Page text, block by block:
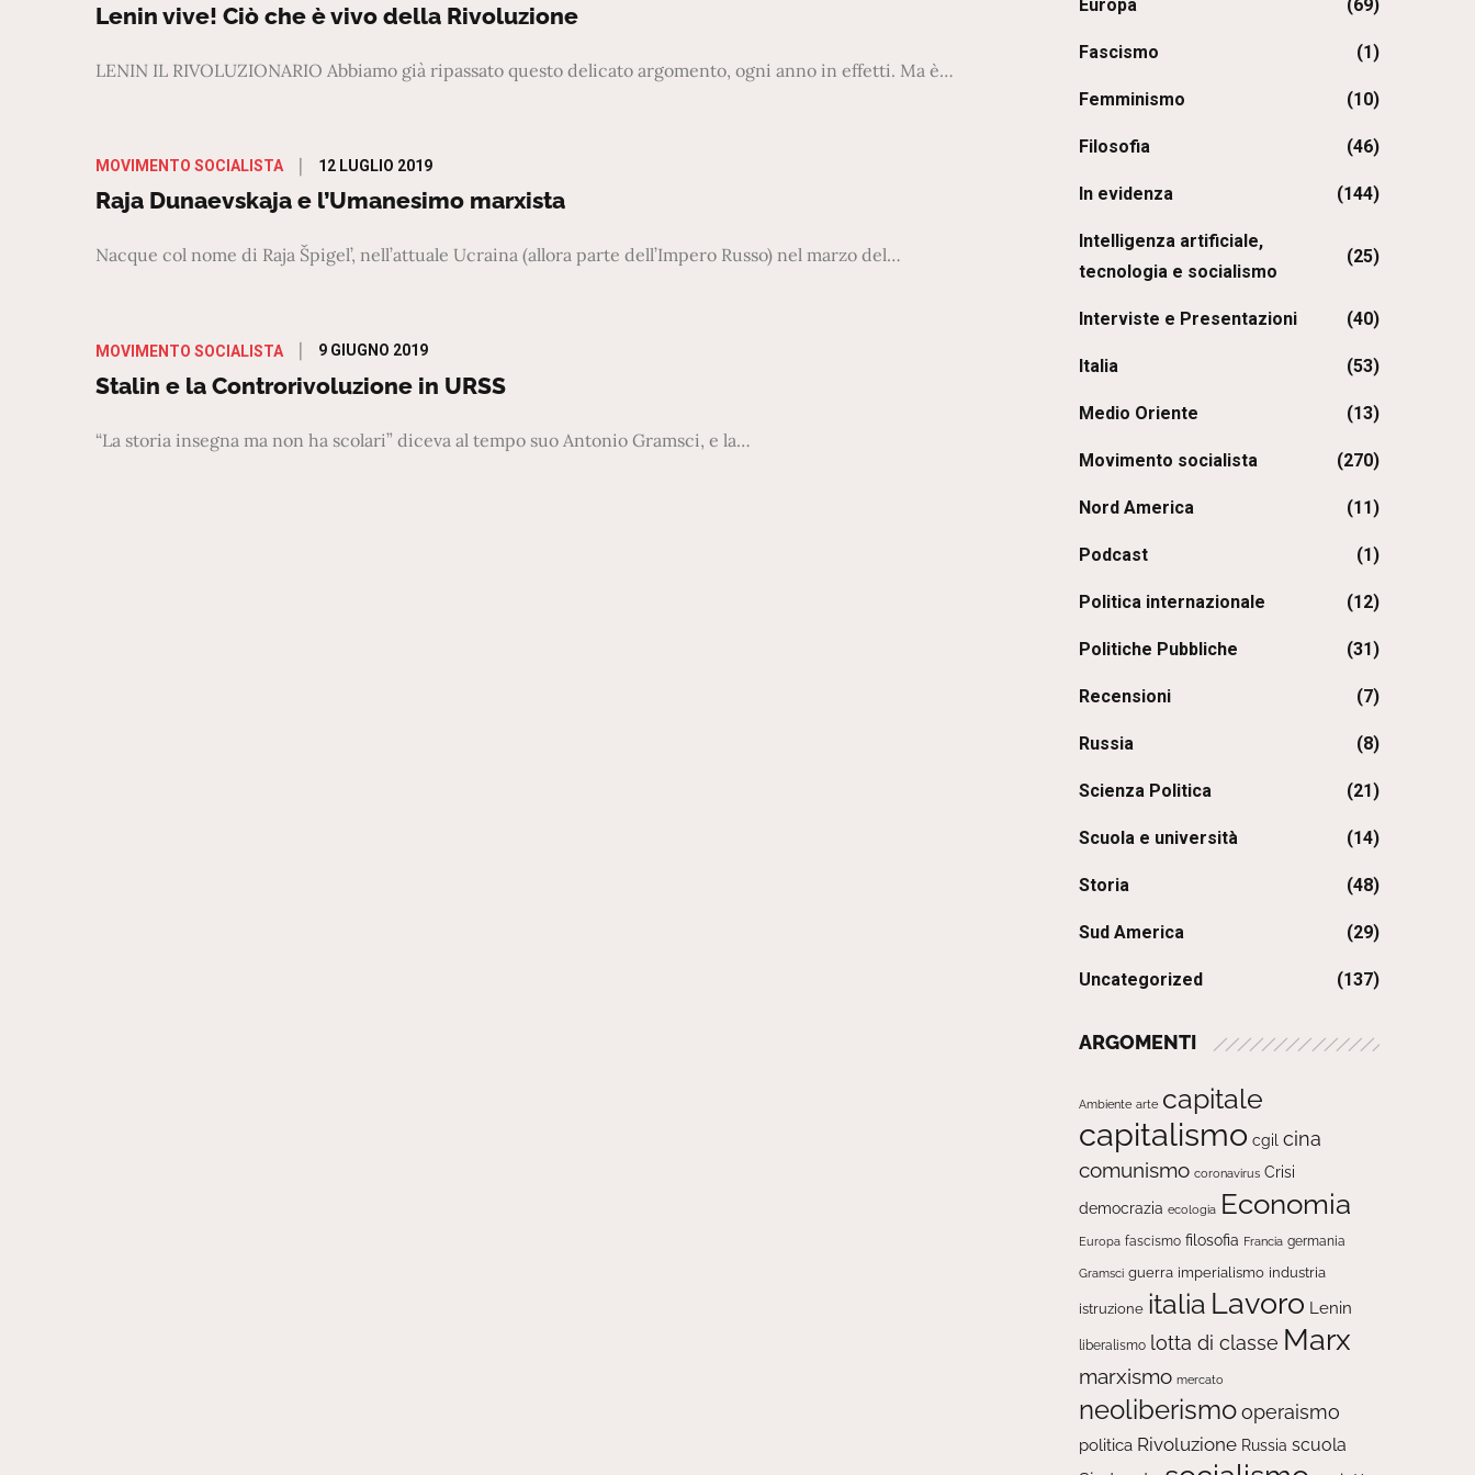
on
Lenin vive! Ciò che è vivo della Rivoluzione
LENIN IL RIVOLUZIONARIO Abbiamo già ripassato questo delicato argomento, ogni anno in effetti. Ma è…
MOVIMENTO SOCIALISTA
Posted
on
12 LUGLIO 2019
Raja Dunaevskaja e l’Umanesimo marxista
Nacque col nome di Raja Špigel’, nell’attuale Ucraina (allora parte dell’Impero Russo) nel marzo del…
MOVIMENTO SOCIALISTA
Posted
on
9 GIUGNO 2019
Stalin e la Controrivoluzione in URSS
“La storia insegna ma non ha scolari” diceva al tempo suo Antonio Gramsci, e la…
Europa (69)
Fascismo (1)
Femminismo (10)
Filosofia (46)
In evidenza (144)
Intelligenza artificiale,
tecnologia e socialismo
(25)
Interviste e Presentazioni (40)
Italia (53)
Medio Oriente (13)
Movimento socialista (270)
Nord America (11)
Podcast (1)
Politica internazionale (12)
Politiche Pubbliche (31)
Recensioni (7)
Russia (8)
Scienza Politica (21)
Scuola e università (14)
Storia (48)
Sud America (29)
Uncategorized (137)
ARGOMENTI
Ambiente arte capitale
capitalismo cgil cina
comunismo coronavirus Crisi
democrazia ecologia Economia
Europa fascismo filosofia Francia germania
Gramsci guerra imperialismo industria
istruzione italia Lavoro Lenin
liberalismo lotta di classe Marx
marxismo mercato
neoliberismooperaismo
politica Rivoluzione Russia scuola